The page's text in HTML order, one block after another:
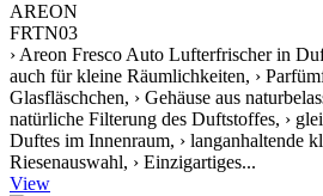
AREON
FRTN03
› Areon Fresco Auto Lufterfrischer in
auch für kleine Räumlichkeiten, ›
Glasfläschchen, › Gehäuse aus
natürliche Filterung des Duftstoffes, ›
Duftes im Innenraum, › langanhaltende
Riesenauswahl, › Einzigartiges...
View